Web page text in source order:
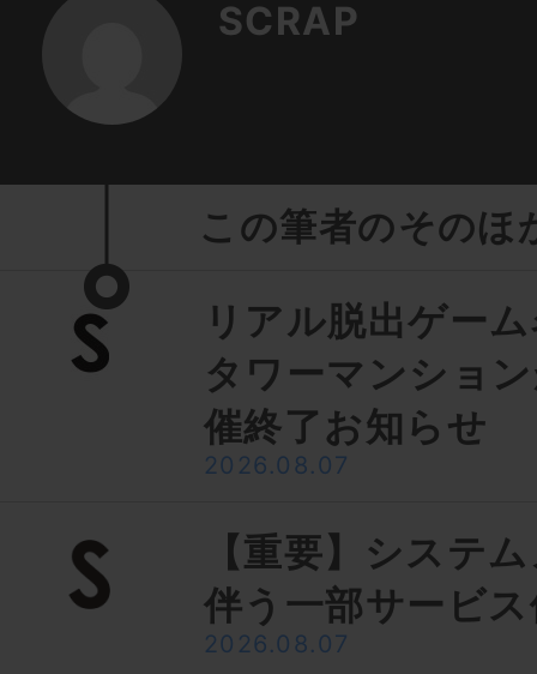
SCRAP
この筆者のそのほ
リアル脱出ゲー
タワーマンショ
催終了お知らせ
2026.08.07
【重要】システ
伴う一部サービ
2026.08.07